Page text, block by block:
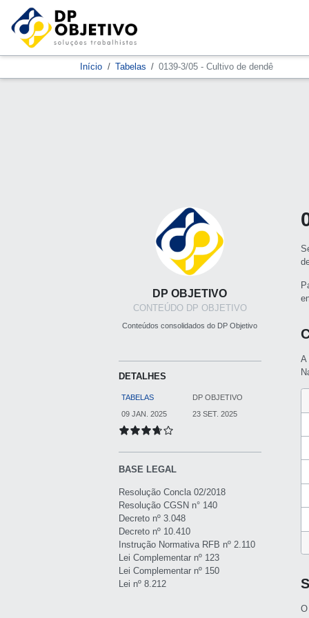
Início Tabelas 0139-3/05 - Cultivo de dendê
DP OBJETIVO
CONTEÚDO DP OBJETIVO
Conteúdos consolidados do DP Objetivo
BASE LEGAL
Resolução Concla 02/2018
Resolução CGSN n° 140
Decreto nº 3.048
Decreto nº 10.410
Instrução Normativa RFB nº 2.110
Lei Complementar nº 123
Lei Complementar nº 150
Lei nº 8.212
DETALHES
TABELAS
DP OBJETIVO
09 JAN. 2025
23 SET. 2025
A